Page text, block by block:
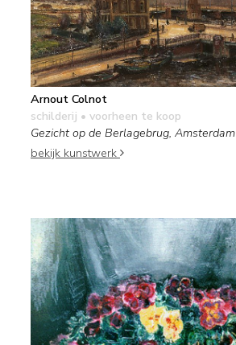
Arnout Colnot
schilderij • voorheen te koop
Gezicht op de Berlagebrug, Amsterdam
bekijk kunstwerk